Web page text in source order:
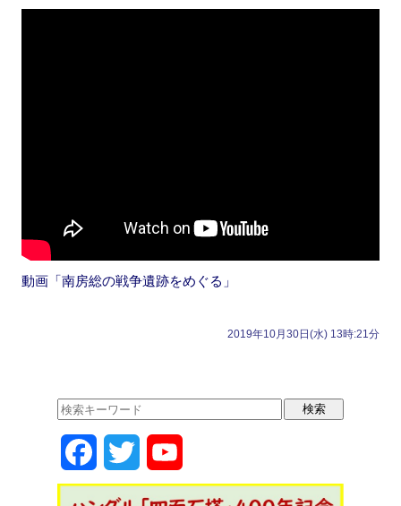
動画「南房総の戦争遺跡をめぐる」
2019年10月30日(水) 13時:21分
a w o